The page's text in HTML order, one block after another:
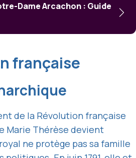
Dame Arcachon : Guide
française
de la Révolution française
Marie Thérèse devient
ne protège pas sa famille